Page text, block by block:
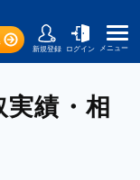
新規登録 ログイン メニュー
績・相